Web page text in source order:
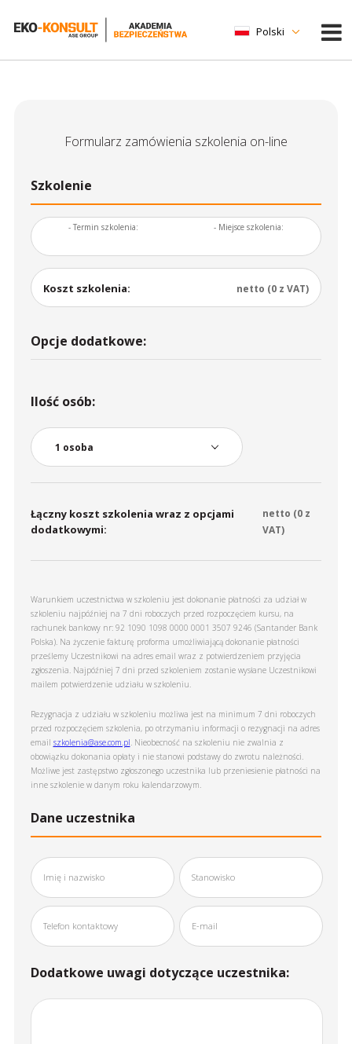
Polski
Formularz zamówienia szkolenia on-line
Szkolenie
- Termin szkolenia: - Miejsce szkolenia:
Koszt szkolenia: netto (0 z VAT)
Opcje dodatkowe:
Ilość osób:
Łączny koszt szkolenia wraz z opcjami
dodatkowymi:
netto (0z
VAT)
Warunkiem uczestnictwa w szkoleniu jest dokonanie płatności za udział w
szkoleniu najpóźniej na 7 dni roboczych przed rozpoczęciem kursu, na
rachunek bankowy nr: 92 1090 1098 0000 0001 3507 9246 (Santander Bank
Polska). Na życzenie fakturę proforma umożliwiającą dokonanie płatności
prześlemy Uczestnikowi na adres email wraz z potwierdzeniem przyjęcia
zgłoszenia. Najpóźniej 7 dni przed szkoleniem zostanie wysłane Uczestnikowi
mailem potwierdzenie udziału w szkoleniu.
Rezygnacja z udziału w szkoleniu możliwa jest na minimum 7 dni roboczych
przed rozpoczęciem szkolenia, po otrzymaniu informacji o rezygnacji na adres
email szkolenia@ase.com.pl. Nieobecność na szkoleniu nie zwalnia z
obowiązku dokonania opłaty i nie stanowi podstawy do zwrotu należności.
Możliwe jest zastępstwo zgłoszonego uczestnika lub przeniesienie płatności na
inne szkolenie w danym roku kalendarzowym.
Dane uczestnika
Dodatkowe uwagi dotyczące uczestnika: